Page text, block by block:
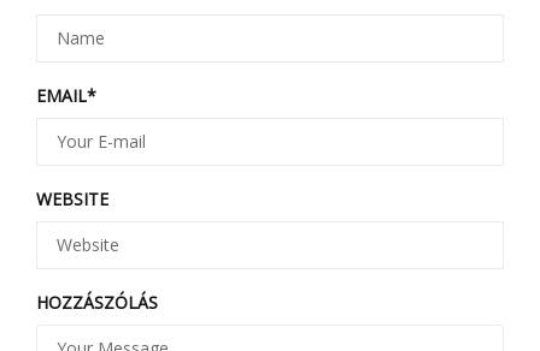
EMAIL*
WEBSITE
HOZZÁSZÓLÁS